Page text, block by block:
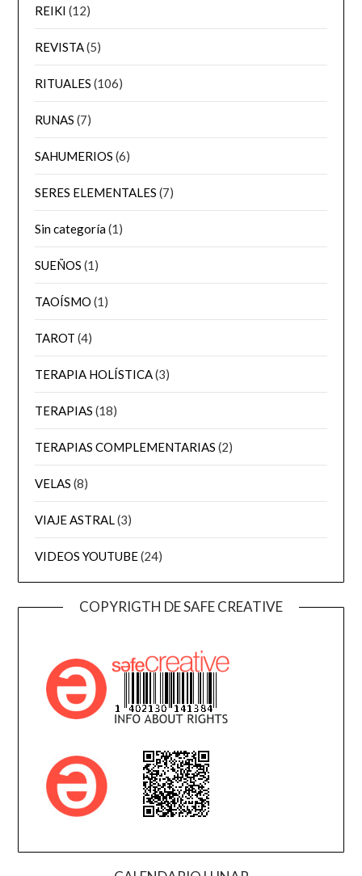
REIKI (12)
REVISTA(5)
RITUALES (106)
RUNAS (7)
SAHUMERIOS (6)
SERES ELEMENTALES (7)
Sin categoría(1)
SUEÑOS (1)
TAOÍSMO (1)
TAROT (4)
TERAPIA HOLÍSTICA(3)
TERAPIAS (18)
TERAPIAS COMPLEMENTARIAS (2)
VELAS (8)
VIAJE ASTRAL(3)
VIDEOS YOUTUBE(24)
COPYRIGTH DE SAFE CREATIVE